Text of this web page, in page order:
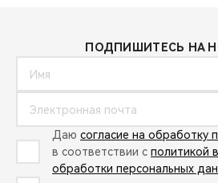
ПОДПИШИТЕСЬ НА
Даю согласие на обработку
в соответствии с политикой
обработки персональных